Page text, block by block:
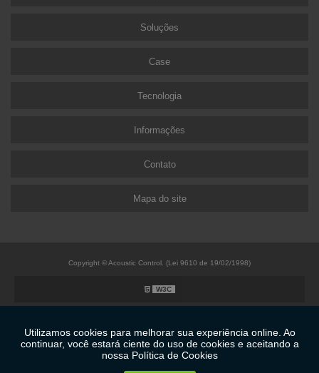
Soluções
Case
Tecnologia
Informações
Contato
Mapa do site
Copyright © Acoustic Control. (Lei 9610 de 19/02/1998)
W3C